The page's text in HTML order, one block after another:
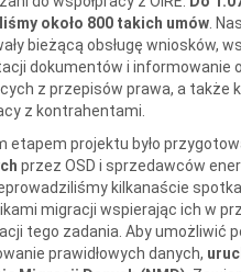
około 800 takich umów .
bieżącą obsługę wniosków,
dokumentów i informowanie
z przepisów prawa, a także
z kontrahentami.
etapem projektu było
przez OSD i sprzedawców
kilkanaście
migracji wspierając ich w
tego zadania. Aby umożliwić
prawidłowych danych,